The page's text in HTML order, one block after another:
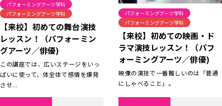
パフォーミングアーツ学科
パフォーミングアーツ学科
【来校】初めての舞台演技
レッスン！（パフォーミン
グアーツ／俳優)
この講座では、広いステージをいっ
ぱいに使って、体全体で感情を爆発
させ...
パフォーミングアーツ学科
パフォーミングアーツ学科
【来校】初めての映画・ド
ラマ演技レッスン！（パフ
ォーミングアーツ／俳優)
映像の演技で一番難しいのは「普通
にしゃべること」。